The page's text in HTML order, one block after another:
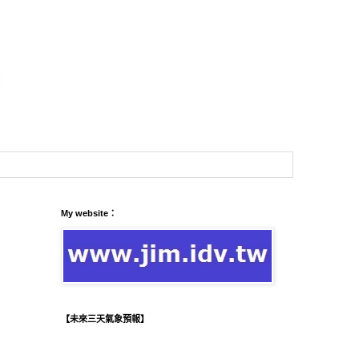
My website：
【未來三天氣象預報】